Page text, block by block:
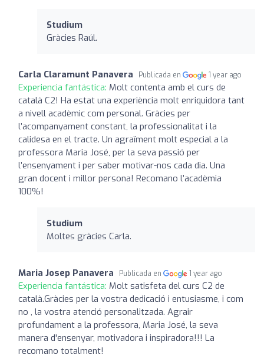
Studium
Gràcies Raúl.
Carla Claramunt Panavera Publicada en 1 year ago
Experiencia fantástica: Molt contenta amb el curs de
català C2! Ha estat una experiència molt enriquidora tant
a nivell acadèmic com personal. Gràcies per
l’acompanyament constant, la professionalitat i la
calidesa en el tracte. Un agraïment molt especial a la
professora Maria José, per la seva passió per
l’ensenyament i per saber motivar-nos cada dia. Una
gran docent i millor persona! Recomano l’acadèmia
100%!
Studium
Moltes gràcies Carla.
Maria Josep Panavera Publicada en 1 year ago
Experiencia fantástica: Molt satisfeta del curs C2 de
català.Gràcies per la vostra dedicació i entusiasme, i com
no , la vostra atenció personalitzada. Agrair
profundament a la professora, Maria José, la seva
manera d'ensenyar, motivadora i inspiradora!!! La
recomano totalment!